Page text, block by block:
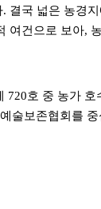
결국 넓은 농경
여건으로 보아,
호 중 농가
술보존협회를